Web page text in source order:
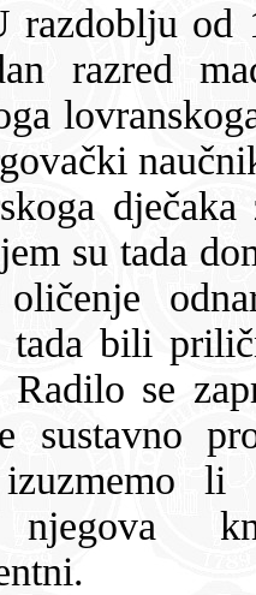
u
mađarske gimnazije,
lovranskoga
talijanski i mađarski jezik bio
nacionalne
bili prilično
Radilo se
čakavsko narječje, bili u